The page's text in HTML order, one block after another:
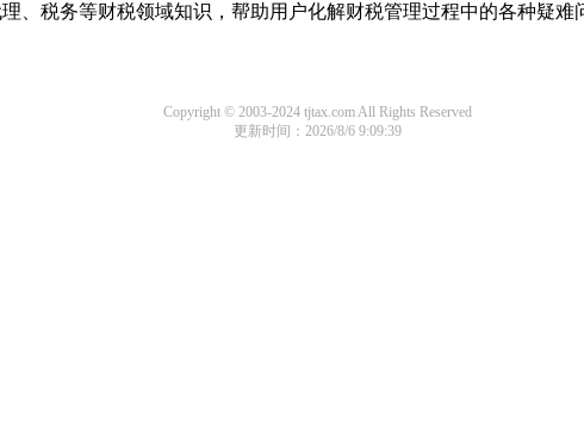
、税务等财税领域知识，帮助用户化解财税管理过程中的各种疑难
Copyright © 2003-2024 tjtax.com All Rights Reserved
更新时间：2026/8/6 9:09:39